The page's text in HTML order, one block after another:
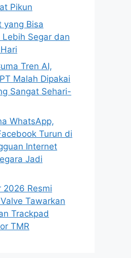
Pikun
yang Bisa
Segar dan
Tren AI,
Malah Dipakai
Sangat Sehari-
WhatsApp,
Turun di
Internet
Jadi
2026 Resmi
Tawarkan
Trackpad
TMR